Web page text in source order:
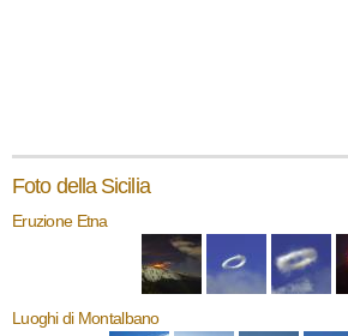
Foto della Sicilia
Eruzione Etna
Luoghi di Montalbano